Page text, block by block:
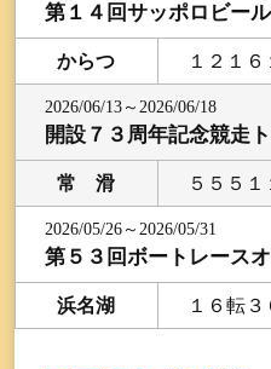
第１４回サッポロビー
からつ １２１６
2026/06/13～2026/06/18
開設７３周年記念競走
常 滑 ５５５１
2026/05/26～2026/05/31
第５３回ボートレース
浜名湖 １６転３